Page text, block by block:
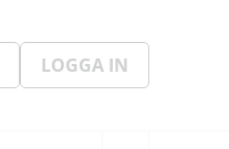
LOGGA IN